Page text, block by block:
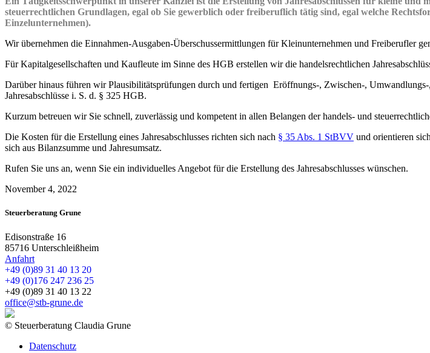
steuerrechtlichen Grundlagen, egal ob Sie gewerblich oder freiberuflich tätig sind, egal welche
Einzelunternehmen).
Wir übernehmen die Einnahmen-Ausgaben-Überschussermittlungen für Kleinunternehmen und Freiberufler
Für Kapitalgesellschaften und Kaufleute im Sinne des HGB erstellen wir die handelsrechtlichen
Darüber hinaus führen wir Plausibilitätsprüfungen durch und fertigen Eröffnungs-, Zwischen-,
Jahresabschlüsse i. S. d. § 325 HGB.
Kurzum betreuen wir Sie schnell, zuverlässig und kompetent in allen Belangen der handels- und
Die Kosten für die Erstellung eines Jahresabschlusses richten sich nach § 35 Abs. 1 StBVV und orientieren
sich aus Bilanzsumme und Jahresumsatz.
Rufen Sie uns an, wenn Sie ein individuelles Angebot für die Erstellung des Jahresabschlusses wünschen.
November 4, 2022
Steuerberatung Grune
Edisonstraße 16
85716 Unterschleißheim
Anfahrt
+49 (0)89 31 40 13 20
+49 (0)176 247 236 25
+49 (0)89 31 40 13 22
office@stb-grune.de
© Steuerberatung Claudia Grune
Datenschutz